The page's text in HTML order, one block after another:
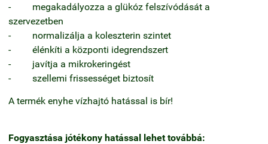
- megakadályozza a glükóz felszívódását a
szervezetben
- normalizálja a koleszterin szintet
- élénkíti a központi idegrendszert
- javítja a mikrokeringést
- szellemi frissességet biztosít
A termék enyhe vízhajtó hatással is bír!
Fogyasztása jótékony hatással lehet továbbá: